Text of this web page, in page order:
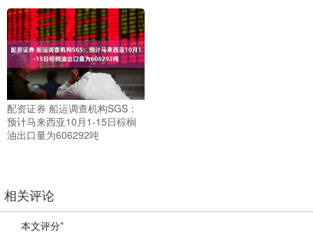
配资证券 船运调查机构SGS：
预计马来西亚10月1-15日棕榈
油出口量为606292吨
相关评论
本文评分*